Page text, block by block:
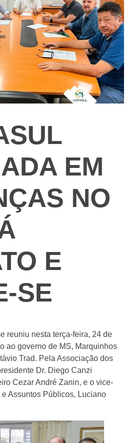
EM
NO
E
SE
reuniu nesta terça-feira, 24 de
ao governo de MS, Marquinhos
Trad. Pela Associação dos
Dr. Diego Canzi
Cezar André Zanin, e o vice-
Assuntos Públicos, Luciano